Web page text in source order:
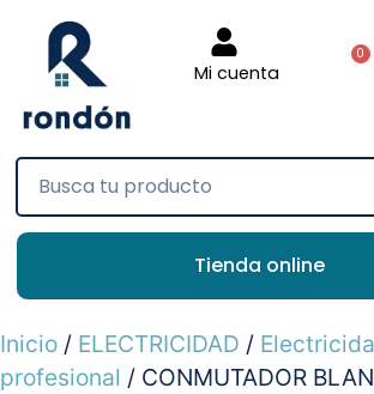
Mi cuenta
0
Tienda online
Inicio / ELECTRICIDAD /
profesional / CONMUTADOR